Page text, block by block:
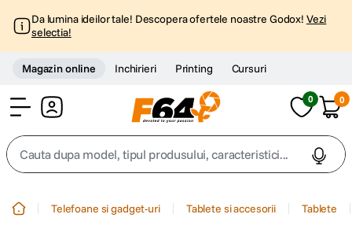
Da lumina ideilor tale! Descopera ofertele noastre Godox! Vezi
selectia!
Magazin online Inchirieri Printing Cursuri
0 0
Cauta dupa model, tipul produsului, caracteristici...
Telefoane si gadget-uri Tablete si accesorii Tablete